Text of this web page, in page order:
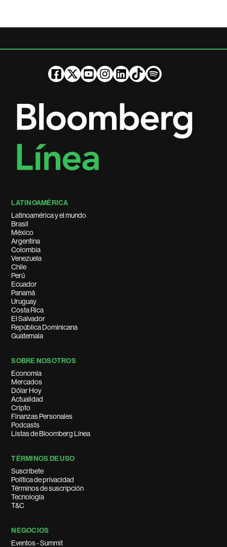
LATINOAMÉRICA
Latinoamérica y el mundo
Brasil
México
Argentina
Colombia
Venezuela
Chile
Perú
Ecuador
Panamá
Uruguay
Costa Rica
El Salvador
República Dominicana
Guatemala
SOBRE NOSOTROS
Economía
Mercados
Dólar Hoy
Actualidad
Cripto
Finanzas Personales
Podcasts
Listas de Bloomberg Línea
TÉRMINOS DE USO
Suscríbete
Política de privacidad
Términos de suscripción
Tecnología
T&C
NEGOCIOS
Eventos - Summit